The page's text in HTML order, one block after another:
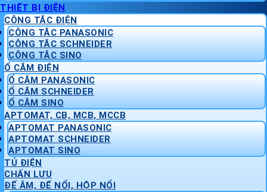
THIẾT BỊ ĐIỆN
CÔNG TẮC ĐIỆN
CÔNG TẮC PANASONIC
CÔNG TẮC SCHNEIDER
CÔNG TẮC SINO
Ổ CẮM ĐIỆN
Ổ CẮM PANASONIC
Ổ CẮM SCHNEIDER
Ổ CẮM SINO
APTOMAT, CB, MCB, MCCB
APTOMAT PANASONIC
APTOMAT SCHNEIDER
APTOMAT SINO
TỦ ĐIỆN
CHẤN LƯU
ĐẾ ÂM, ĐẾ NỔI, HỘP NỔI